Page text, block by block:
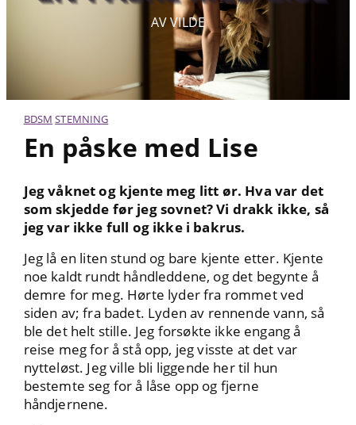
AV VILDE
BDSM STEMNING
En påske med Lise
Jeg våknet og kjente meg litt ør. Hva var det
som skjedde før jeg sovnet? Vi drakk ikke, så
jeg var ikke full og ikke i bakrus.
Jeg lå en liten stund og bare kjente etter. Kjente
noe kaldt rundt håndleddene, og det begynte å
demre for meg. Hørte lyder fra rommet ved
siden av; fra badet. Lyden av rennende vann, så
ble det helt stille. Jeg forsøkte ikke engang å
reise meg for å stå opp, jeg visste at det var
nytteløst. Jeg ville bli liggende her til hun
bestemte seg for å låse opp og fjerne
håndjernene.